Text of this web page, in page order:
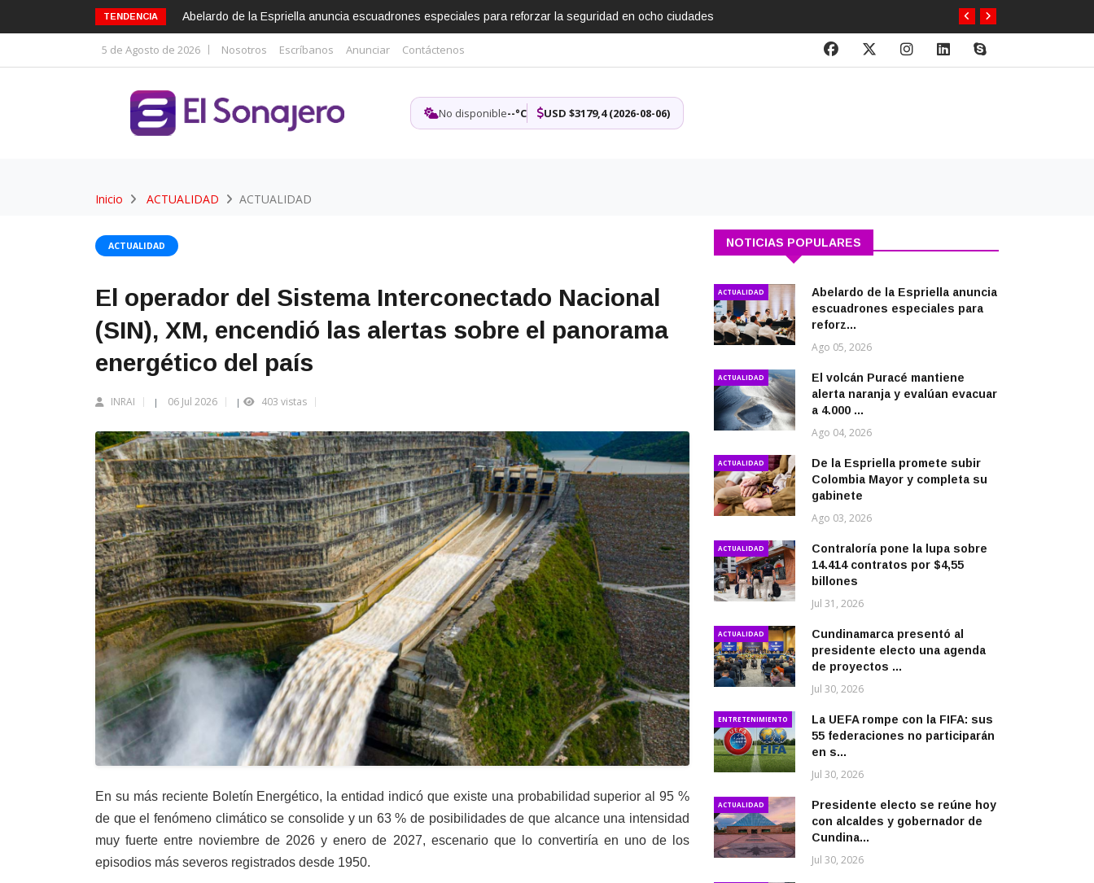
TENDENCIA Abelardo de la Espriella anuncia escuadrones especiales para reforzar la seguridad en ocho ciudades
5 de Agosto de 2026 Nosotros Escríbanos Anunciar Contáctenos
No disponible--°C USD $3179,4 (2026-08-06)
Inicio ACTUALIDAD ACTUALIDAD
ACTUALIDAD
El operador del Sistema Interconectado Nacional
(SIN), XM, encendió las alertas sobre el panorama
energético del país
INRAI | 06 Jul 2026 | 403 vistas
En su más reciente Boletín Energético, la entidad indicó que existe una probabilidad superior al 95 %
de que el fenómeno climático se consolide y un 63 % de posibilidades de que alcance una intensidad
muy fuerte entre noviembre de 2026 y enero de 2027, escenario que lo convertiría en uno de los
episodios más severos registrados desde 1950.
NOTICIAS POPULARES
ACTUALIDAD
Abelardo de la Espriella anuncia
escuadrones especiales para
reforz...
Ago 05, 2026
ACTUALIDAD
El volcán Puracé mantiene
alerta naranja y evalúan evacuar
a 4.000 ...
Ago 04, 2026
ACTUALIDAD
De la Espriella promete subir
Colombia Mayor y completa su
gabinete
Ago 03, 2026
ACTUALIDAD
Contraloría pone la lupa sobre
14.414 contratos por $4,55
billones
Jul 31, 2026
ACTUALIDAD
Cundinamarca presentó al
presidente electo una agenda
de proyectos ...
Jul 30, 2026
ENTRETENIMIENTO
La UEFA rompe con la FIFA: sus
55 federaciones no participarán
en s...
Jul 30, 2026
ACTUALIDAD
Presidente electo se reúne hoy
con alcaldes y gobernador de
Cundina...
Jul 30, 2026